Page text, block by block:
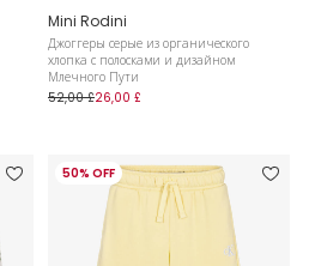
Mini Rodini
Джоггеры серые из органического
хлопка с полосками и дизайном
Млечного Пути
52,00 £26,00 £
50% OFF